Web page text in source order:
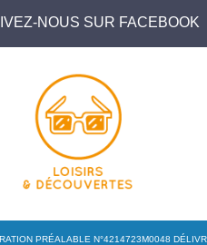
NOUS SUR FACEBOOK
PRÉALABLE N°4214723M0048